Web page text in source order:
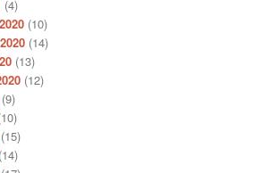
(4)
(10)
(14)
(13)
(12)
(9)
(15)
(14)